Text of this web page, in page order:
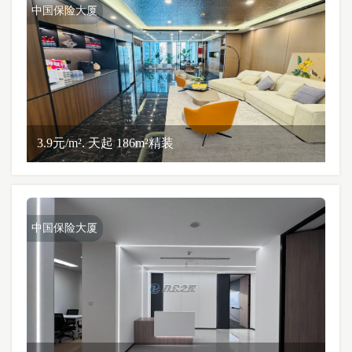
中国保险大厦
3.9元/m². 天起 186m²精装
中国保险大厦